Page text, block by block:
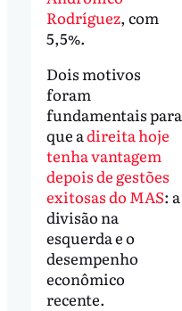
Rodríguez, com
5,5%.
Dois motivos
foram
fundamentais para
que adireita hoje
tenha vantagem
depois de gestões
exitosas do MAS: a
divisão na
esquerda e o
desempenho
econômico
recente.